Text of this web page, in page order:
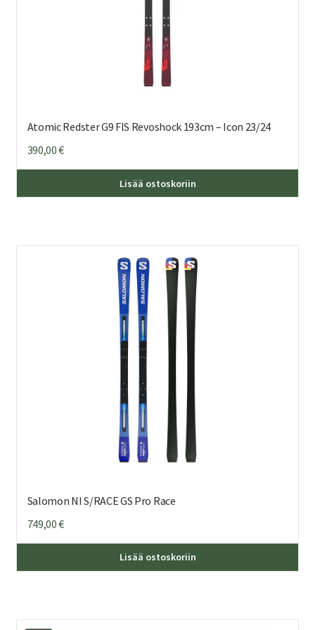
Atomic Redster G9 FIS Revoshock 193cm – Icon 23/24
390,00€
Lisää ostoskoriin
Salomon NI S/RACE GS Pro Race
749,00€
Lisää ostoskoriin